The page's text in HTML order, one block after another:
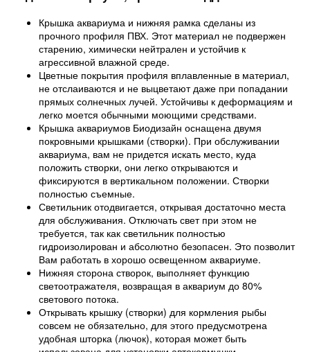
Крышка аквариума и нижняя рамка сделаны из
прочного профиля ПВХ. Этот материал не подвержен
старению, химически нейтрален и устойчив к
агрессивной влажной среде.
Цветные покрытия профиля вплавленные в материал,
не отслаиваются и не выцветают даже при попадании
прямых солнечных лучей. Устойчивы к деформациям и
легко моется обычными моющими средствами.
Крышка аквариумов Биодизайн оснащена двумя
покровными крышками (створки). При обслуживании
аквариума, вам не придется искать место, куда
положить створки, они легко открываются и
фиксируются в вертикальном положении. Створки
полностью съемные.
Светильник отодвигается, открывая достаточно места
для обслуживания. Отключать свет при этом не
требуется, так как светильник полностью
гидроизолирован и абсолютно безопасен. Это позволит
Вам работать в хорошо освещенном аквариуме.
Нижняя сторона створок, выполняет функцию
светоотражателя, возвращая в аквариум до 80%
светового потока.
Открывать крышку (створки) для кормления рыбы
совсем не обязательно, для этого предусмотрена
удобная шторка (лючок), которая может быть